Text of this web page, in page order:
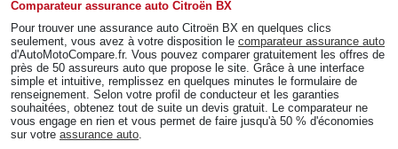
Comparateur assurance auto Citroën BX
Pour trouver une assurance auto Citroën BX en quelques clics
seulement, vous avez à votre disposition le comparateur assurance auto
d'AutoMotoCompare.fr. Vous pouvez comparer gratuitement les offres de
près de 50 assureurs auto que propose le site. Grâce à une interface
simple et intuitive, remplissez en quelques minutes le formulaire de
renseignement. Selon votre profil de conducteur et les garanties
souhaitées, obtenez tout de suite un devis gratuit. Le comparateur ne
vous engage en rien et vous permet de faire jusqu'à 50 % d'économies
sur votre assurance auto.